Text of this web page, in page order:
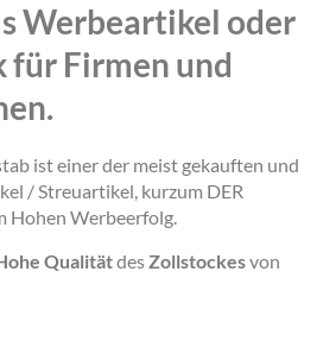
Werbeartikel oder
für Firmen und
ist einer der meist gekauften und
/ Streuartikel, kurzum DER
Hohen Werbeerfolg.
Qualitätdes Zollstockesvon